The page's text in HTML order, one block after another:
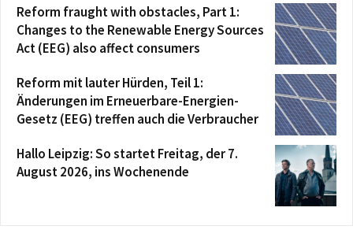
Reform fraught with obstacles, Part 1:
Changes to the Renewable Energy Sources
Act (EEG) also affect consumers
Reform mit lauter Hürden, Teil 1:
Änderungen im Erneuerbare-Energien-
Gesetz (EEG) treffen auch die Verbraucher
Hallo Leipzig: So startet Freitag, der 7.
August 2026, ins Wochenende